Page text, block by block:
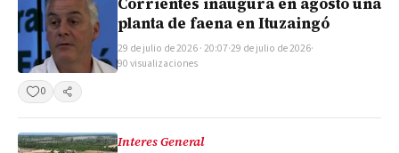
planta de faena en Ituzaingó
29 de julio de 2026 · 20:07·29 de julio de 2026·
90 visualizaciones
0
Compartir
Interes General